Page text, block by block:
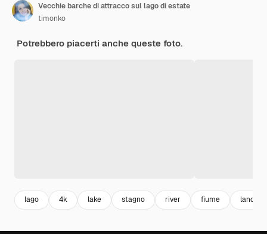
Vecchie barche di attracco sul lago di estate
timonko
Potrebbero piacerti anche queste foto.
lago 4k lake stagno river fiume